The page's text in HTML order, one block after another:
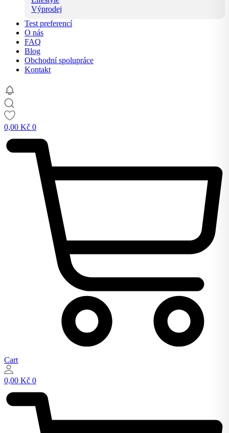
Výprodej
Test preferencí
O nás
FAQ
Blog
Obchodní spolupráce
Kontakt
0,00 Kč 0
Cart
0,00 Kč 0